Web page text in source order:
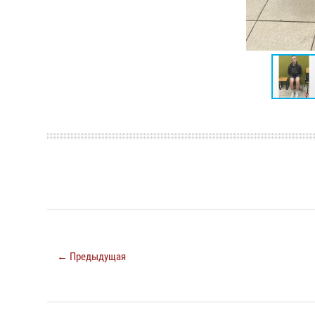
← Предыдущая